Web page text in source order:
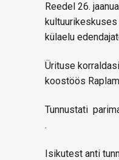
Reedel 26.
külaelu
Ürituse
koostöös
Tunnustati
.
Isikutest anti